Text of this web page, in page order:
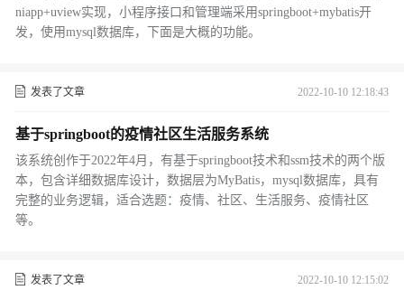
niapp+uview实现，小程序接口和管理端采用springboot+mybatis开
发，使用mysql数据库，下面是大概的功能。
发表了文章 2022-10-10 12:18:43
基于springboot的疫情社区生活服务系统
该系统创作于2022年4月，有基于springboot技术和ssm技术的两个版
本，包含详细数据库设计，数据层为MyBatis，mysql数据库，具有
完整的业务逻辑，适合选题：疫情、社区、生活服务、疫情社区
等。
发表了文章 2022-10-10 12:15:02